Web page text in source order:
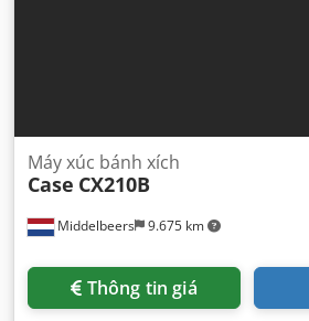
Middelbeers 9.675 km
Máy xúc bánh xích
Case CX210B
Thông tin giá